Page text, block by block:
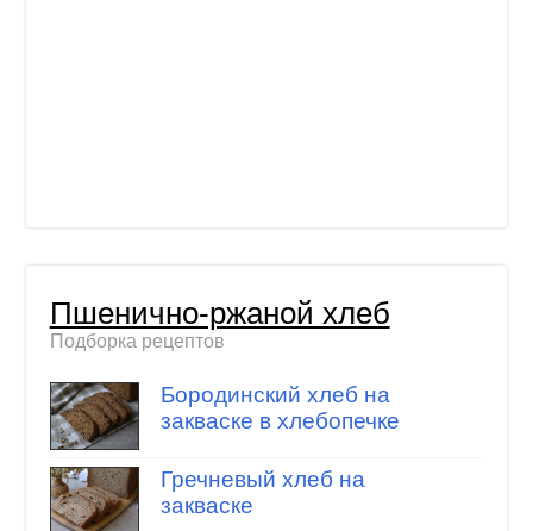
Пшенично-ржаной хлеб
Подборка рецептов
Бородинский хлеб на
закваске в хлебопечке
Гречневый хлеб на
закваске